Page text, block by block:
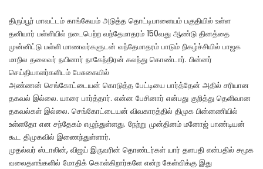
திருப்பூர் மாவட்டம் காங்கேயம் அடுத்த தொட்டிபாளையம் பகுதியில் உள்ள
தனியார் பள்ளியில் நடைபெற்ற வந்தேமாதரம் 150வது ஆண்டு தினத்தை
முன்னிட்டு பள்ளி மாணவர்களுடன் வந்தேமாதரம் பாடும் நிகழ்ச்சியில் பாஜக
மாநில தலைவர் நயினார் நாகேந்திரன் கலந்து கொண்டார். பின்னர்
செய்தியாளர்களிடம் பேசுகையில்
அண்ணன் செங்கோட்டையன் கொடுத்த பேட்டியை பார்த்தேன் அதில் சரியான
தகவல் இல்லை. யாரை பார்த்தார். என்ன பேசினார் என்பது குறித்து தெளிவான
தகவல்கள் இல்லை. செங்கோட்டையன் விவகாரத்தில் திமுக பின்னணியில்
உள்ளதோ என சந்தேகம் எழுந்துள்ளது. நேற்று முன்தினம் மனோஜ் பாண்டியன்
கூட திமுகவில் இணைந்துள்ளார்.
முதல்வர் ஸ்டாலின், விஜய் இருவரின் தொண்டர்கள் யார் தளபதி என்பதில் சமூக
வலைதளங்களில் மோதிக் கொள்கிறார்களே என்ற கேள்விக்கு இது